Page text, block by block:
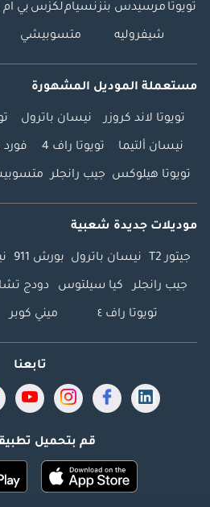
تويوتا مرسيدس بنزنسياملكزس بي ام
شيفروليه متسوبيشي
مستعملة الموديل المشهورة
تويوتا لاند كروزر نيسان باترول
نيسان ألتيما تويوتا راف 4
تويوتا هيلوكس جيب رانجلر
موديلات جديدة شعبية
جيتور T2 نيسان باترول بورش 911
جيب رانجلر كيا سيلتوس دودج
تويوتا راف ٤ ميني كوبر
تابعنا
قم بتحميل